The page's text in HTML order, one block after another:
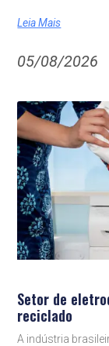
Leia Mais
05/08/2026
Setor de
reciclado
A indústria